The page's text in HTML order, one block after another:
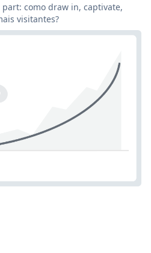
como draw in, captivate,
visitantes?